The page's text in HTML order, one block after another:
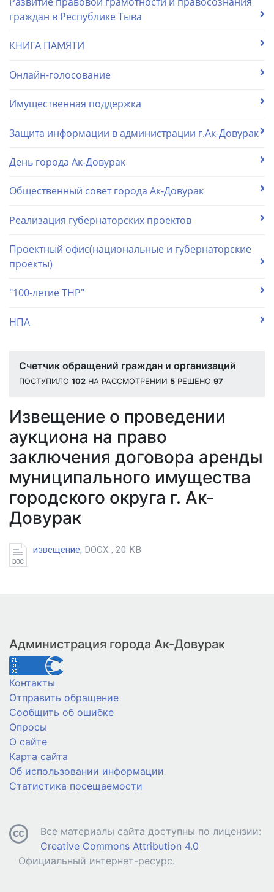
граждан в Республике Тыва
КНИГА ПАМЯТИ
Онлайн-голосование
Имущественная поддержка
Защита информации в администрации г.Ак-Довурак
День города Ак-Довурак
Общественный совет города Ак-Довурак
Реализация губернаторских проектов
Проектный офис(национальные и губернаторские
проекты)
"100-летие ТНР"
НПА
Счетчик обращений граждан и организаций
ПОСТУПИЛО 102 НА РАССМОТРЕНИИ 5 РЕШЕНО 97
Извещение о проведении
аукциона на право
заключения договора аренды
муниципального имущества
городского округа г. Ак-
Довурак
извещение, DOCX , 20 KB
Администрация города Ак-Довурак
Контакты
Отправить обращение
Сообщить об ошибке
Опросы
О сайте
Карта сайта
Об использовании информации
Статистика посещаемости
Все материалы сайта доступны по лицензии:
Creative Commons Attribution 4.0
Официальный интернет-ресурс.